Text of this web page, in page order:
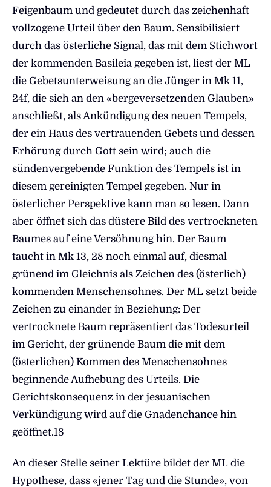
Feigenbaum und gedeutet durch das zeichenhaft
vollzogene Urteil über den Baum. Sensibilisiert
durch das österliche Signal, das mit dem Stichwort
der kommenden Basileia gegeben ist, liest der ML
die Gebetsunterweisung an die Jünger in Mk 11,
24f, die sich an den «bergeversetzenden Glauben»
anschließt, als Ankündigung des neuen Tempels,
der ein Haus des vertrauenden Gebets und dessen
Erhörung durch Gott sein wird; auch die
sündenvergebende Funktion des Tempels ist in
diesem gereinigten Tempel gegeben. Nur in
österlicher Perspektive kann man so lesen. Dann
aber öffnet sich das düstere Bild des vertrockneten
Baumes auf eine Versöhnung hin. Der Baum
taucht in Mk 13, 28 noch einmal auf, diesmal
grünend im Gleichnis als Zeichen des (österlich)
kommenden Menschensohnes. Der ML setzt beide
Zeichen zu einander in Beziehung: Der
vertrocknete Baum repräsentiert das Todesurteil
im Gericht, der grünende Baum die mit dem
(österlichen) Kommen des Menschensohnes
beginnende Aufhebung des Urteils. Die
Gerichtskonsequenz in der jesuanischen
Verkündigung wird auf die Gnadenchance hin
geöffnet.18
An dieser Stelle seiner Lektüre bildet der ML die
Hypothese, dass «jener Tag und die Stunde», von